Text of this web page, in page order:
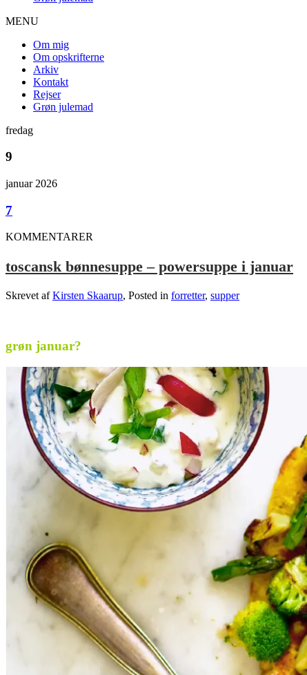
MENU
Om mig
Om opskrifterne
Arkiv
Kontakt
Rejser
Grøn julemad
fredag
9
januar 2026
7
KOMMENTARER
toscansk bønnesuppe – powersuppe i januar
Skrevet afKirsten Skaarup, Posted in forretter, supper
grøn januar?